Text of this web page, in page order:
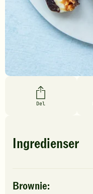
Del
Ingredienser
Brownie: